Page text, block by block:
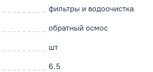
фильтры и водоочистка
обратный осмос
шт
6.5